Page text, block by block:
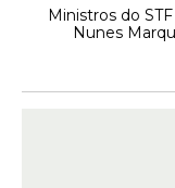
Ministros do
Nunes